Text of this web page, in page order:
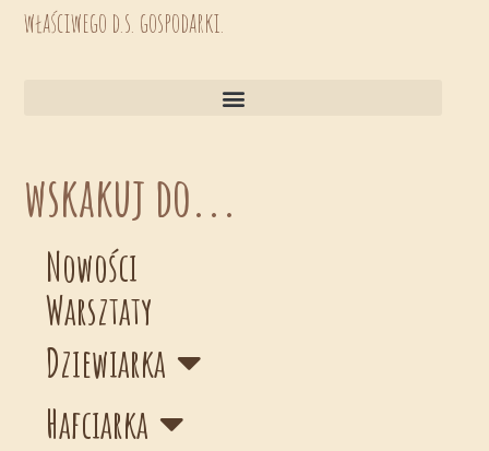
właściwego d.s. gospodarki.
wskakuj do...
Nowości
Warsztaty
Dziewiarka
Hafciarka